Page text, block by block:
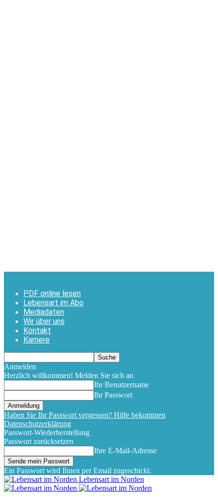
PDF online lesen
Lebensart im Abo
Mediadaten
Wir über uns
Kontakt
Karriere
Anmelden
Herzlich willkommen! Melden Sie sich an
Ihr Benutzername
Ihr Passwort
Haben Sie Ihr Passwort vergessen? Hilfe bekommen
Datenschutzerklärung
Passwort-Wiederherstellung
Passwort zurücksetzen
Ihre E-Mail-Adresse
Ein Passwort wird Ihnen per Email zugeschickt.
Lebensart im Norden